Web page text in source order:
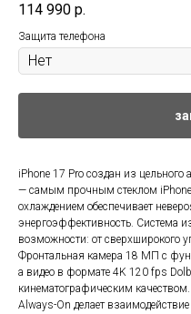
114 990 р.
Защита телефона
iPhone 17 Pro создан из
— самым прочным стеклом
охлаждением обеспечивает
энергоэффективность. Система
возможности: от сверхширокого
Фронтальная камера 18 МП с
а видео в формате 4K 120 fps
кинематографическим
Always-On делает